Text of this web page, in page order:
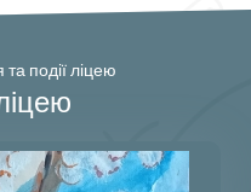
події ліцею